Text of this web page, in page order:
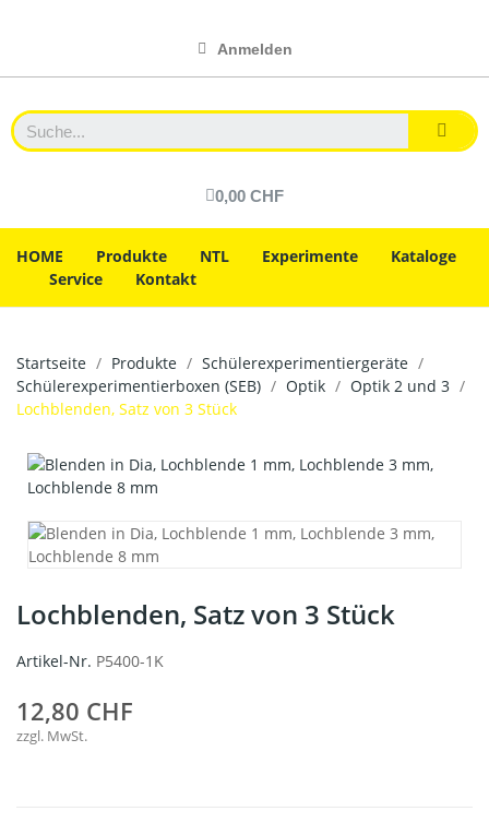
Anmelden
0,00 CHF
HOME Produkte NTL Experimente
Kataloge
Service
Kontakt
Startseite Produkte
Schülerexperimentiergeräte
Schülerexperimentierboxen (SEB)
Optik
Optik 2 und 3
Lochblenden, Satz von 3 Stück
Lochblenden, Satz von 3 Stück
Artikel-Nr. P5400-1K
12,80 CHF
zzgl. MwSt.